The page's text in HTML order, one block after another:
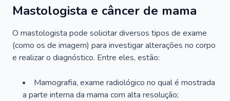
Mastologista e câncer de mama
O mastologista pode solicitar diversos tipos de exame
(como os de imagem) para investigar alterações no corpo
e realizar o diagnóstico. Entre eles, estão:
Mamografia, exame radiológico no qual é mostrada
a parte interna da mama com alta resolução;